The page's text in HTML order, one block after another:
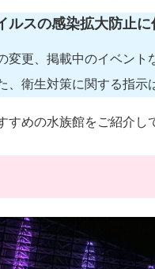
スの感染拡大防止
変更、掲載中のイベン
、衛生対策に関する指示
すめの水族館をご紹介し